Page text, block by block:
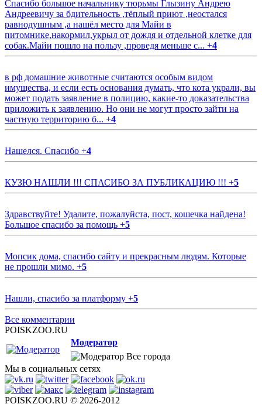
Спасибо большое начальнику тюрьмы Глызину Андрею
Андреевичу за бдительность ,тёплый приют ,неостался
равнодушным ,а нашёл место для Майи в
питомнике,накормил,укрыл от дождя и отдельной клетке для
собак.Майи пошло на пользу ,проведя меньше с... +4
в рф домашние животные считаются особым видом
имущества, и если есть основания думать, что кота украли, вы
может подать заявление в полицию, какие-то доказательства
приложить к заявлению. Но они не могут просто зайти на
частную территорию б... +4
Нашелся. Спасибо +4
КУЗЮ НАШЛИ !!! СПАСИБО ЗА ПУБЛИКАЦИЮ !!! +5
Здравствуйте! Удалите, пожалуйста, пост, кошечка найдена!
Большое спасибо за помощь +5
Мопсик дома, спасибо сайту и прекрасным людям. Которые
не прошли мимо. +5
Нашли, спасибо за платформу +5
Все комментарии
POISKZOO.RU
Модератор
Все города
Мы в социальных сетях
POISKZOO.RU © 2026-2012